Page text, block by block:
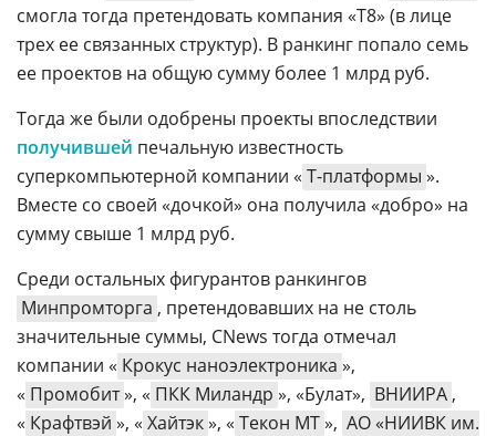
смогла тогда претендовать компания «Т8» (в лице
трех ее связанных структур). В ранкинг попало семь
ее проектов на общую сумму более 1 млрд руб.
Тогда же были одобрены проекты впоследствии
получившей печальную известность
суперкомпьютерной компании « Т-платформы ».
Вместе со своей «дочкой» она получила «добро» на
сумму свыше 1 млрд руб.
Среди остальных фигурантов ранкингов
Минпромторга , претендовавших на не столь
значительные суммы, CNews тогда отмечал
компании « Крокус наноэлектроника »,
« Промобит», « ПКК Миландр », «Булат», ВНИИРА ,
« Крафтвэй », « Хайтэк», « Текон МТ», АО «НИИВК им.